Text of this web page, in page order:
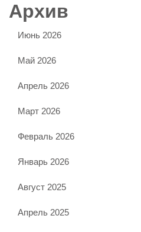
Архив
Июнь 2026
Май 2026
Апрель 2026
Март 2026
Февраль 2026
Январь 2026
Август 2025
Апрель 2025